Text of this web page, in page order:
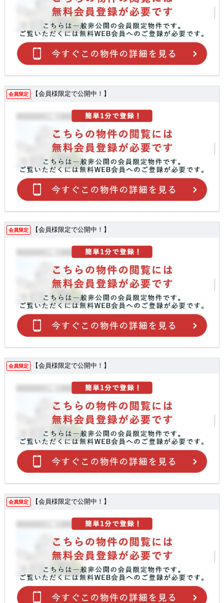
会員限定 【会員様限定で公開中！】
会員限定 【会員様限定で公開中！】
会員限定 【会員様限定で公開中！】
会員限定 【会員様限定で公開中！】